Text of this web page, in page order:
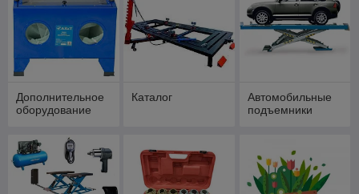
Дополнительное
оборудование
Каталог
Автомобильные
подъемники